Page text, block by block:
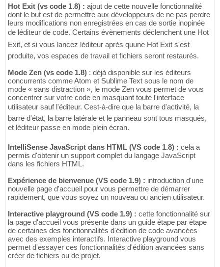
Hot Exit (vs code 1.8) : ajout de cette nouvelle fonctionnalité
dont le but est de permettre aux développeurs de ne pas perdre
leurs modifications non enregistrées en cas de sortie inopinée
de léditeur de code. Certains évènements déclenchent une Hot
Exit, et si vous lancez léditeur après quune Hot Exit s'est
produite, vos espaces de travail et fichiers seront restaurés.
Mode Zen (vs code 1.8) : déjà disponible sur les éditeurs
concurrents comme Atom et Sublime Text sous le nom de
mode « sans distraction », le mode Zen vous permet de vous
concentrer sur votre code en masquant toute l'interface
utilisateur sauf l'éditeur. Cest-à-dire que la barre d'activité, la
barre d'état, la barre latérale et le panneau sont tous masqués,
et léditeur passe en mode plein écran.
IntelliSense JavaScript dans HTML (VS code 1.8) : cela a
permis d'obtenir un support complet du langage JavaScript
dans les fichiers HTML.
Expérience de bienvenue (VS code 1.9) : introduction d'une
nouvelle page d'accueil pour vous permettre de démarrer
rapidement, que vous soyez un nouveau ou ancien utilisateur.
Interactive playground (VS code 1.9) : cette fonctionnalité sur
la page d'accueil vous présente dans un guide étape par étape
de certaines des fonctionnalités d'édition de code avancées
avec des exemples interactifs. Interactive playground vous
permet d'essayer ces fonctionnalités d'édition avancées sans
créer de fichiers ou de projet.